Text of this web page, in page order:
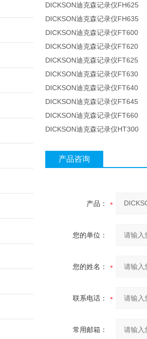
DICKSON迪克森记录仪FH625
DICKSON迪克森记录仪FH635
DICKSON迪克森记录仪FT600
DICKSON迪克森记录仪FT620
DICKSON迪克森记录仪FT625
DICKSON迪克森记录仪FT630
DICKSON迪克森记录仪FT640
DICKSON迪克森记录仪FT645
DICKSON迪克森记录仪FT660
DICKSON迪克森记录仪HT300
产品咨询
产品：
您的单位：
您的姓名：
联系电话：
常用邮箱：